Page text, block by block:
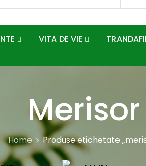
VITA DE VIE
Merisor
Home Produse etichetate